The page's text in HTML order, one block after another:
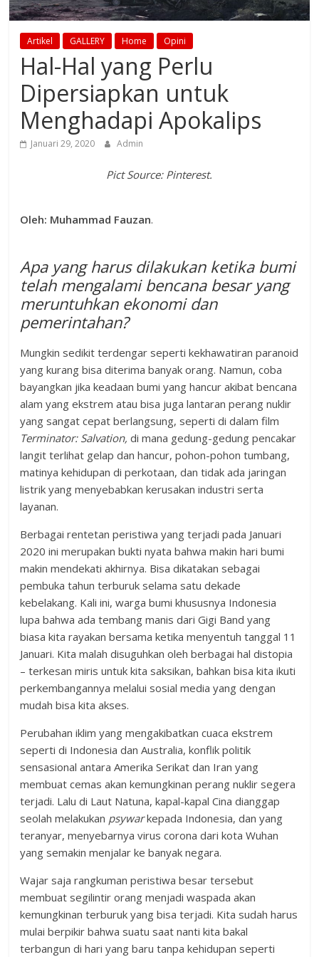
Artikel GALLERY Home Opini
Hal-Hal yang Perlu
Dipersiapkan untuk
Menghadapi Apokalips
Januari 29, 2020 Admin
Pict Source: Pinterest.
Oleh: Muhammad Fauzan.
Apa yang harus dilakukan ketika bumi
telah mengalami bencana besar yang
meruntuhkan ekonomi dan
pemerintahan?
Mungkin sedikit terdengar seperti kekhawatiran paranoid
yang kurang bisa diterima banyak orang. Namun, coba
bayangkan jika keadaan bumi yang hancur akibat bencana
alam yang ekstrem atau bisa juga lantaran perang nuklir
yang sangat cepat berlangsung, seperti di dalam film
Terminator: Salvation,di mana gedung-gedung pencakar
langit terlihat gelap dan hancur, pohon-pohon tumbang,
matinya kehidupan di perkotaan, dan tidak ada jaringan
listrik yang menyebabkan kerusakan industri serta
layanan.
Berbagai rentetan peristiwa yang terjadi pada Januari
2020 ini merupakan bukti nyata bahwa makin hari bumi
makin mendekati akhirnya. Bisa dikatakan sebagai
pembuka tahun terburuk selama satu dekade
kebelakang. Kali ini, warga bumi khususnya Indonesia
lupa bahwa ada tembang manis dari Gigi Band yang
biasa kita rayakan bersama ketika menyentuh tanggal 11
Januari. Kita malah disuguhkan oleh berbagai hal distopia
– terkesan miris untuk kita saksikan, bahkan bisa kita ikuti
perkembangannya melalui sosial media yang dengan
mudah bisa kita akses.
Perubahan iklim yang mengakibatkan cuaca ekstrem
seperti di Indonesia dan Australia, konflik politik
sensasional antara Amerika Serikat dan Iran yang
membuat cemas akan kemungkinan perang nuklir segera
terjadi. Lalu di Laut Natuna, kapal-kapal Cina dianggap
seolah melakukan psywarkepada Indonesia, dan yang
teranyar, menyebarnya virus corona dari kota Wuhan
yang semakin menjalar ke banyak negara.
Wajar saja rangkuman peristiwa besar tersebut
membuat segilintir orang menjadi waspada akan
kemungkinan terburuk yang bisa terjadi. Kita sudah harus
mulai berpikir bahwa suatu saat nanti kita bakal
terbangun di hari yang baru tanpa kehidupan seperti